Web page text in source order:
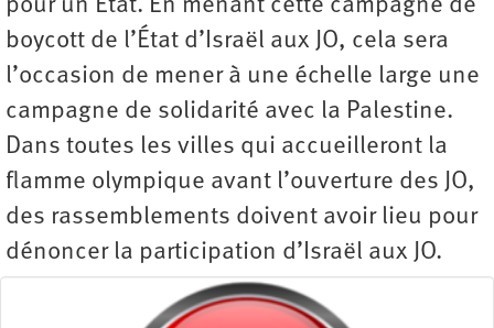
pour un État. En menant cette campagne de
boycott de l’État d’Israël aux JO, cela sera
l’occasion de mener à une échelle large une
campagne de solidarité avec la Palestine.
Dans toutes les villes qui accueilleront la
flamme olympique avant l’ouverture des JO,
des rassemblements doivent avoir lieu pour
dénoncer la participation d’Israël aux JO.